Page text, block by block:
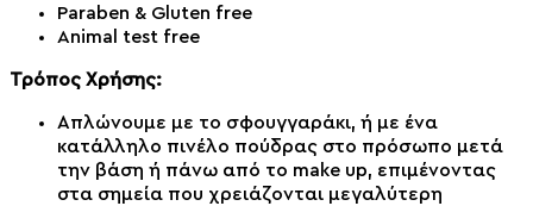
Paraben & Gluten free
Animal test free
Τρόπος Χρήσης:
Απλώνουμε με το σφουγγαράκι, ή με ένα
κατάλληλο πινέλο πούδρας στο πρόσωπο μετά
την βάση ή πάνω από το make up, επιμένοντας
στα σημεία που χρειάζονται μεγαλύτερη